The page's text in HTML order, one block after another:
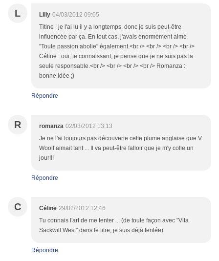
L Lilly 04/03/2012 09:05
Titine : je l'ai lu il y a longtemps, donc je suis peut-être
influencée par ça. En tout cas, j'avais énormément aimé
"Toute passion abolie" également.<br /> <br /> <br /> <br />
Céline : oui, te connaissant, je pense que je ne suis pas la
seule responsable.<br /> <br /> <br /> <br /> Romanza :
bonne idée ;)
Répondre
R romanza 02/03/2012 13:13
Je ne l'ai toujours pas découverte cette plume anglaise que V.
Woolf aimait tant ... Il va peut-être falloir que je m'y colle un
jour!!!
Répondre
C Céline 29/02/2012 12:46
Tu connais l'art de me tenter ... (de toute façon avec "Vita
Sackwill West" dans le titre, je suis déjà tentée)
Répondre